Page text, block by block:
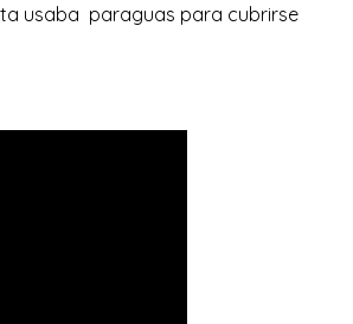
usaba paraguas para cubrirse